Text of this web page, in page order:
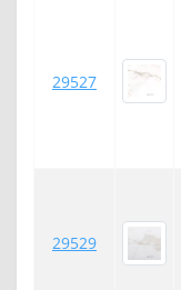
29527
29529